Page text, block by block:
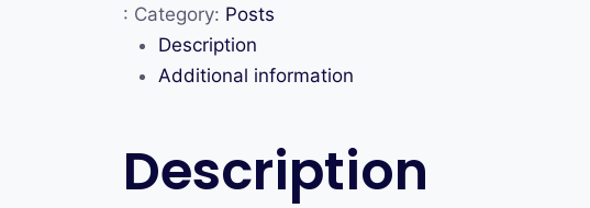
: Category: Posts
Description
Additional information
Description